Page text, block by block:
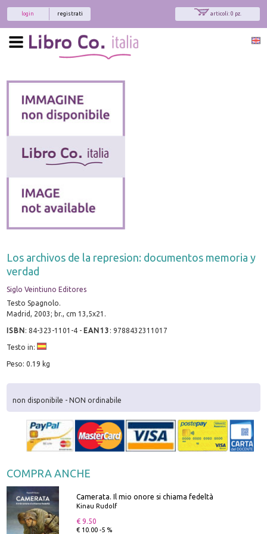
articoli: 0 pz.
registrati
login
Los archivos de la represion: documentos memoria y
verdad
Siglo Veintiuno Editores
Testo Spagnolo.
Madrid, 2003; br., cm 13,5x21.
ISBN:84-323-1101-4 - EAN13 :9788432311017
Testo in:
Peso: 0.19 kg
non disponibile - NON ordinabile
COMPRA ANCHE
Camerata. Il mio onore si chiama fedeltà
Kinau Rudolf
€ 9.50
€ 10.00 -5 %